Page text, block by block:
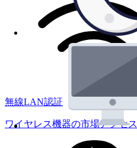
無線LAN認証
ワイヤレス機器の市場アクセス